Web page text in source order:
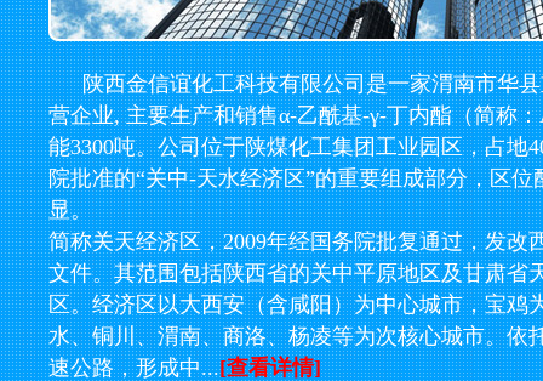
陕西金信谊化工科技有限公司是一家渭南市华
营企业, 主要生产和销售α-乙酰基-γ-丁内酯（简称
能3300吨。公司位于陕煤化工集团工业园区，占地
院批准的“关中-天水经济区”的重要组成部分，区位
显。
简称关天经济区，2009年经国务院批复通过，发改
文件。其范围包括陕西省的关中平原地区及甘肃省
区。经济区以大西安（含咸阳）为中心城市，宝鸡
水、铜川、渭南、商洛、杨凌等为次核心城市。依
速公路，形成中...[查看详情]